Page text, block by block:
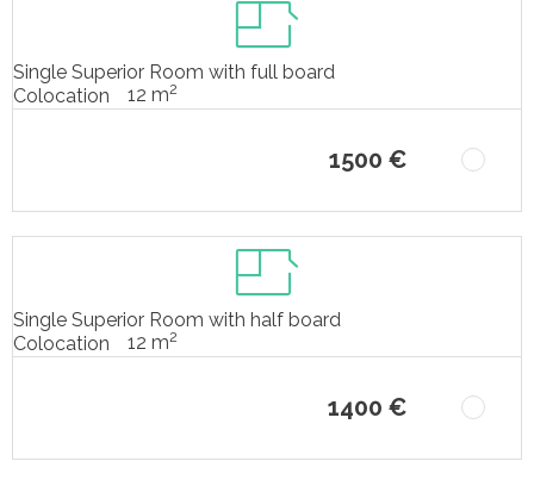
Single Superior Room with full board
Colocation
12 m2
1500 €
Single Superior Room with half board
Colocation
12 m2
1400 €